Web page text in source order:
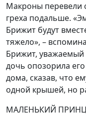
Макроны перевели
греха подальше.
Брижит будут
тяжело», –
Брижит, уважаемый
дочь опозорила
дома, сказав, что
одной крышей, но
МАЛЕНЬКИЙ